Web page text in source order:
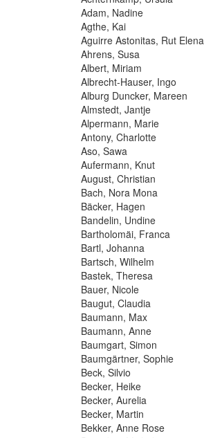
Adam, Nadine
Agthe, Kai
Aguirre Astonitas, Rut Elena
Ahrens, Susa
Albert, Miriam
Albrecht-Hauser, Ingo
Alburg Duncker, Mareen
Almstedt, Jantje
Alpermann, Marie
Antony, Charlotte
Aso, Sawa
Aufermann, Knut
August, Christian
Bach, Nora Mona
Bäcker, Hagen
Bandelin, Undine
Bartholomäi, Franca
Bartl, Johanna
Bartsch, Wilhelm
Bastek, Theresa
Bauer, Nicole
Baugut, Claudia
Baumann, Max
Baumann, Anne
Baumgart, Simon
Baumgärtner, Sophie
Beck, Silvio
Becker, Heike
Becker, Aurelia
Becker, Martin
Bekker, Anne Rose